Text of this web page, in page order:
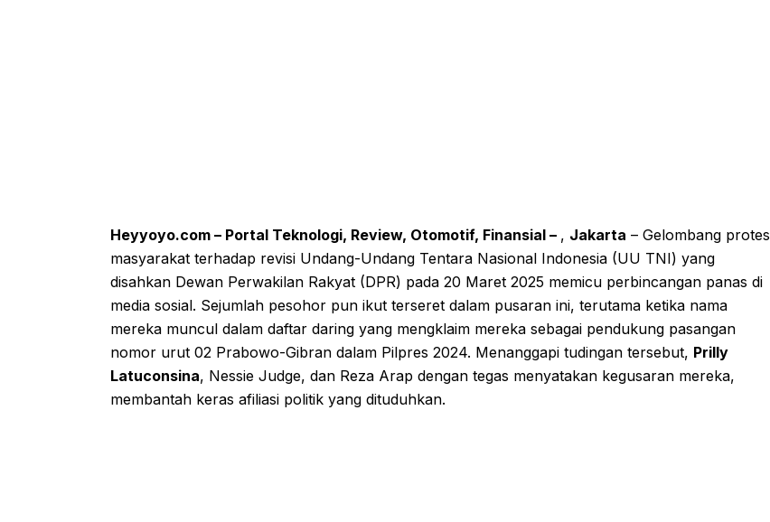
Heyyoyo.com – Portal Teknologi, Review, Otomotif, Finansial – , Jakarta – Gelombang protes
masyarakat terhadap revisi Undang-Undang Tentara Nasional Indonesia (UU TNI) yang
disahkan Dewan Perwakilan Rakyat (DPR) pada 20 Maret 2025 memicu perbincangan panas di
media sosial. Sejumlah pesohor pun ikut terseret dalam pusaran ini, terutama ketika nama
mereka muncul dalam daftar daring yang mengklaim mereka sebagai pendukung pasangan
nomor urut 02 Prabowo-Gibran dalam Pilpres 2024. Menanggapi tudingan tersebut, Prilly
Latuconsina, Nessie Judge, dan Reza Arap dengan tegas menyatakan kegusaran mereka,
membantah keras afiliasi politik yang dituduhkan.